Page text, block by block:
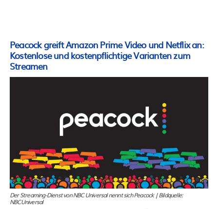
Peacock greift Amazon Prime Video und Netflix an:
Kostenlose und kostenpflichtige Varianten zum
Streamen
Der Streaming-Dienst von NBC Universal nennt sich Peacock | Bildquelle:
NBCUniversal